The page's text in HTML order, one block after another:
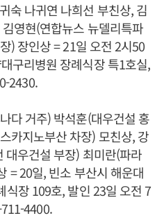
숙 나귀연 나희선 부친상, 김
영현(연합뉴스 뉴델리특파
) 장인상 = 21일 오전 2시50
구리병원 장례식장 특1호실,
2430.
다 거주) 박석훈(대우건설 홍
카지노부산 차장) 모친상, 강
대우건설 부장) 최미란(파라
= 20일, 빈소 부산시 해운대
식장 109호, 발인 23일 오전 7
4400.